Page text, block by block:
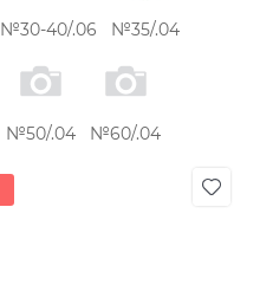
№30-40/.06 №35/.04
№50/.04 №60/.04